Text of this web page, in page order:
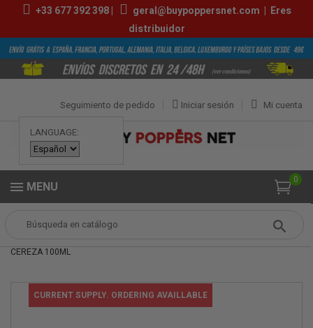
+33 677 392 398| geral@buypoppersnet.com | Eres
distribuidor
LANGUAGE:
Mi cuenta
Iniciar sesión
Seguimiento de pedido
0
MENU
LUBRICANTES
AQUAGLIDE LUBRICANTE SABOR
CEREZA 100ML
CURRENT SUPPLY. ORDERING AVAILLABLE